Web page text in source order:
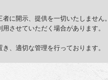
に開示、提供を一切いたしません。
させていただく場合があります。
、適切な管理を行っております。